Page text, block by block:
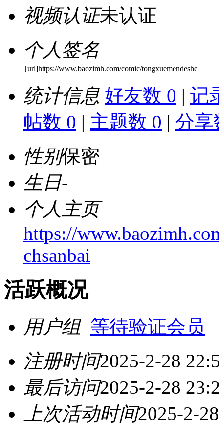
视频认证未认证
个人签名
[url]https://www.baozimh.com/comic/tongxuemendeshe
统计信息 好友数 0 | 记
帖数 0 | 主题数 0 | 分享
性别保密
生日-
个人主页
https://
chsanbai
活跃概况
用户组 等待验证会员
注册时间2025-2-28
最后访问2025-2-28
上次活动时间2025-2-